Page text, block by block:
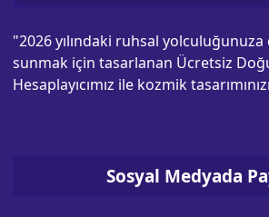
"2026 yılındaki ruhsal
sunmak için tasarlanan Ücretsiz
Hesaplayıcımız ile kozmik
Sosyal Medyada